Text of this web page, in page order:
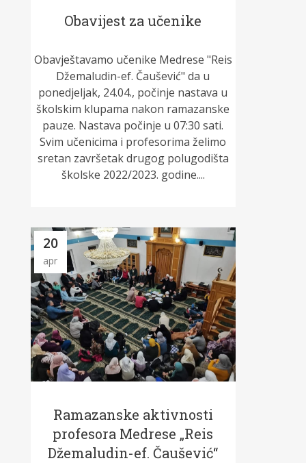
Obavijest za učenike
Obavještavamo učenike Medrese "Reis
Džemaludin-ef. Čaušević" da u
ponedjeljak, 24.04., počinje nastava u
školskim klupama nakon ramazanske
pauze. Nastava počinje u 07:30 sati.
Svim učenicima i profesorima želimo
sretan završetak drugog polugodišta
školske 2022/2023. godine....
20
apr
Ramazanske aktivnosti
profesora Medrese „Reis
Džemaludin-ef. Čaušević“